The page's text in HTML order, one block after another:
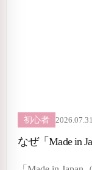
初心者 2026.07.31